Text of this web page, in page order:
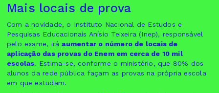
Mais locais de prova
Com a novidade, o Instituto Nacional de Estudos e
Pesquisas Educacionais Anísio Teixeira (Inep), responsável
pelo exame, iráaumentar o número de locais de
aplicação das provas do Enem em cerca de 10 mil
escolas. Estima-se, conforme o ministério, que 80% dos
alunos da rede pública façam as provas na própria escola
em que estudam.